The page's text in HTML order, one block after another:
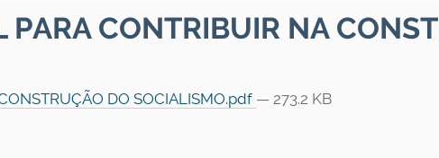
PARA CONTRIBUIR NA
DO SOCIALISMO.pdf — 273.2 KB